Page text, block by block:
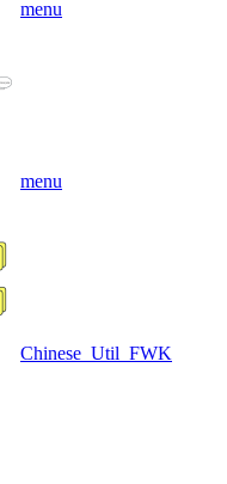
menu
menu
Chinese_Util_FWK